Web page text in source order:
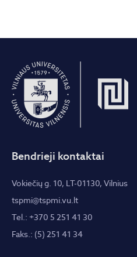
Bendrieji kontaktai
Vokiečių g. 10, LT-01130, Vilnius
tspmi@tspmi.vu.lt
Tel.: +370 5 251 41 30
Faks.: (5) 251 41 34